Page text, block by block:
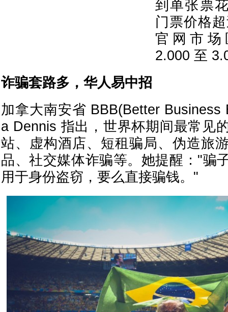
到单张票
门票价格
官网市
2.000 至
诈骗套路多，华人易中招
加拿大南安省 BBB(Better Business
a Dennis 指出，世界杯期间最常见
站、虚构酒店、短租骗局、伪造旅
品、社交媒体诈骗等。她提醒："骗
用于身份盗窃，要么直接骗钱。"